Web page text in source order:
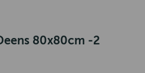
80x80cm -2